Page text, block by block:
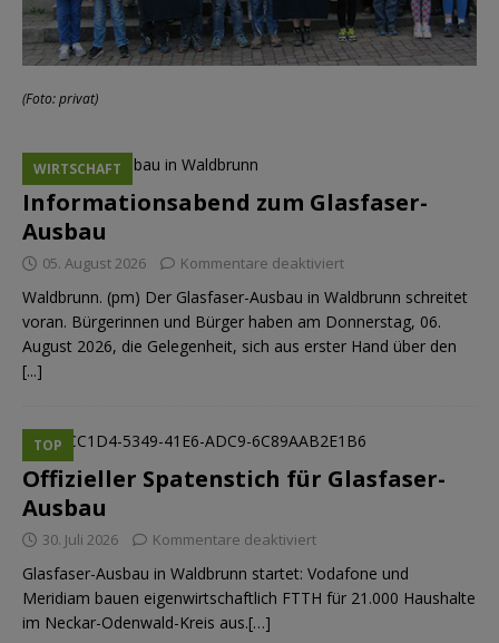
(Foto: privat)
Informationsabend zum Glasfaser-
Ausbau
WIRTSCHAFT
05. August 2026 Kommentare deaktiviert
Waldbrunn. (pm) Der Glasfaser-Ausbau in Waldbrunn schreitet
voran. Bürgerinnen und Bürger haben am Donnerstag, 06.
August 2026, die Gelegenheit, sich aus erster Hand über den
[...]
Offizieller Spatenstich für Glasfaser-
Ausbau
TOP
30. Juli 2026 Kommentare deaktiviert
Glasfaser-Ausbau in Waldbrunn startet: Vodafone und
Meridiam bauen eigenwirtschaftlich FTTH für 21.000 Haushalte
im Neckar-Odenwald-Kreis aus.[…]